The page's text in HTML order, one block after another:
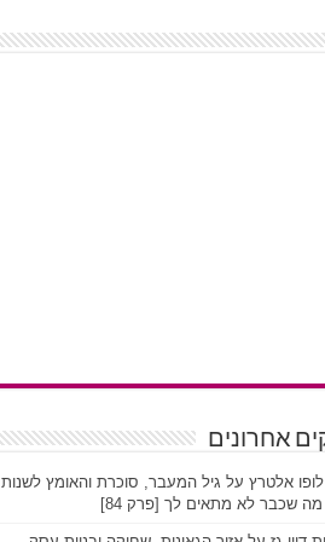
אחרונים
לופו אלטרץ על גיל המעבר, סוכרת והאומץ לשנות
שכבר לא מתאים לך [פרק 84]